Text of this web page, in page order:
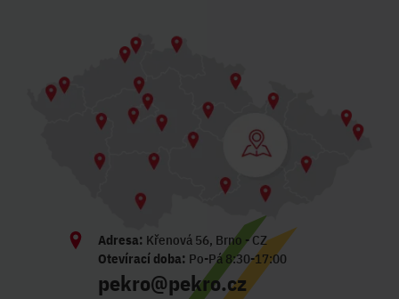
Adresa: Křenová 56, Brno - CZ
Otevírací doba: Po-Pá 8:30-17:00
pekro@pekro.cz